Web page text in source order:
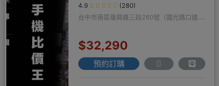
4.9
(280)
台中市南區復興路三段260號（國光路口遠傳
$32,290
預約訂購